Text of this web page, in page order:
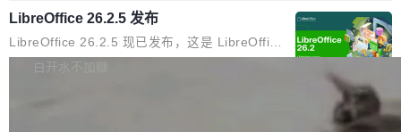
uo 01 和 02），每一代都是按任务拆分的专家
模型：文生图一个、图编辑一个、主体参考一
个、...
话说，「可能直接杀死了一个正在认真考虑标准
化的密码方案。」 而且用的不是什么新武器。G
reen 反复强调这一点：AI 没有发明新的数学。
与GEO相关投入占比已达32%,市场规模突破80
亿元。当AI搜索用户渗透率突破85%,用户决策路
径从“搜链接—筛信息—做决策”转向“问AI—得答
LibreOffice 26.2.5 发布
LibreOffice 26.2.5 现已发布，这是 LibreOffice
26.2 分支的第五次维护更新。此次更新基于 20
白开水不加糖